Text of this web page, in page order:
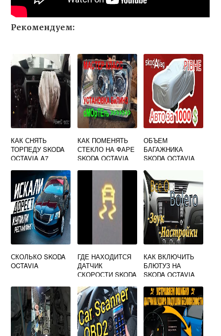
Рекомендуем:
КАК СНЯТЬ
ТОРПЕДУ SKODA
OCTAVIA A7
КАК ПОМЕНЯТЬ
СТЕКЛО НА ФАРЕ
SKODA OCTAVIA
ОБЪЕМ
БАГАЖНИКА
SKODA OCTAVIA
СКОЛЬКО SKODA
OCTAVIA
ГДЕ НАХОДИТСЯ
ДАТЧИК
СКОРОСТИ SKODA
КАК ВКЛЮЧИТЬ
БЛЮТУЗ НА
SKODA OCTAVIA